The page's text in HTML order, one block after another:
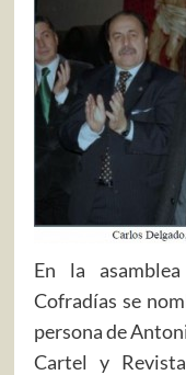
En la
Cofradías se
persona de
Cartel y